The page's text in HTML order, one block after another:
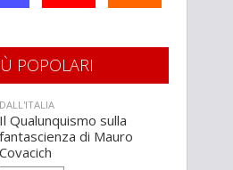
POPOLARI
DALL'ITALIA
Il Qualunquismo sulla
fantascienza di Mauro
Covacich